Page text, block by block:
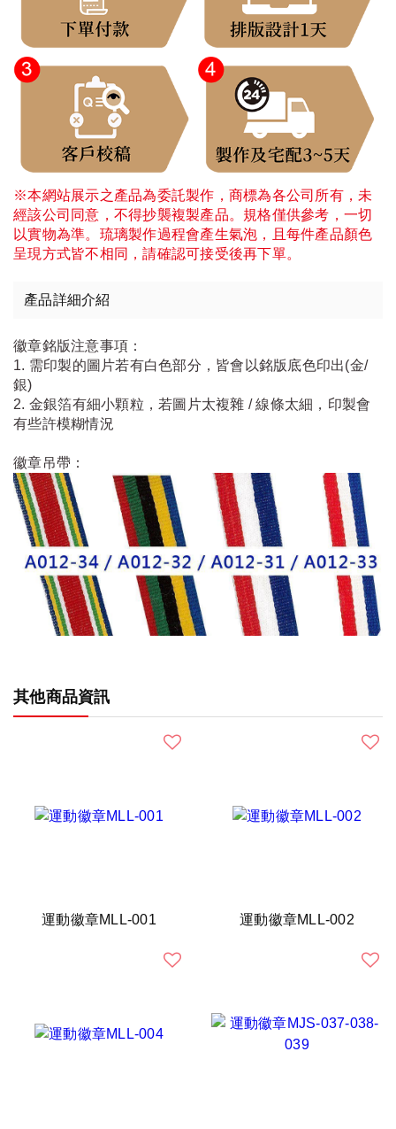
※本網站展示之產品為委託製作，商標為各公司所有，未
經該公司同意，不得抄襲複製產品。規格僅供參考，一切
以實物為準。琉璃製作過程會產生氣泡，且每件產品顏色
呈現方式皆不相同，請確認可接受後再下單。
產品詳細介紹
徽章銘版注意事項：
1. 需印製的圖片若有白色部分，皆會以銘版底色印出(金/
銀)
2. 金銀箔有細小顆粒，若圖片太複雜 / 線條太細，印製會
有些許模糊情況
徽章吊帶：​
其他商品資訊
運動徽章MLL-001 運動徽章MLL-002